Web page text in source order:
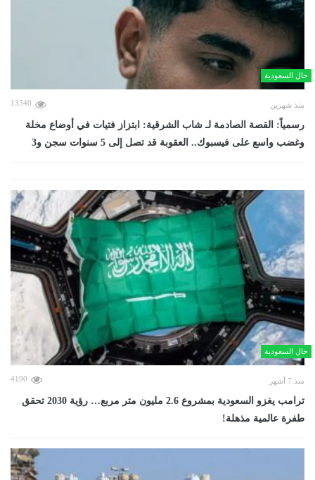
حال السعودية
منذ شهرين 13340
رسمياً: القصة الصادمة لـ شاب الشرقية: ابتزاز فتيات في أوضاع مخلة
وغضب واسع على فيسبوك.. العقوبة قد تصل إلى 5 سنوات سجن و3
حال السعودية
منذ 7 أشهر 4190
ترامب يغزو السعودية بمشروع 2.6 مليون متر مربع… رؤية 2030 تحقق
طفرة عالمية مذهلة!